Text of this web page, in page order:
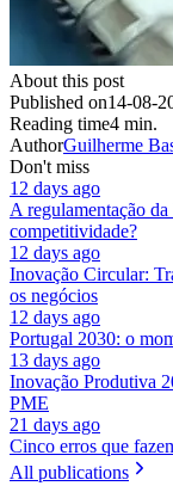
About this post
Published on14-08-
Reading time4 min.
AuthorGuilherme
Don't miss
12 days ago
A regulamentação
competitividade?
12 days ago
Inovação Circular:
os negócios
12 days ago
Portugal 2030: o
13 days ago
Inovação Produtiva
PME
21 days ago
Cinco erros que
All publications